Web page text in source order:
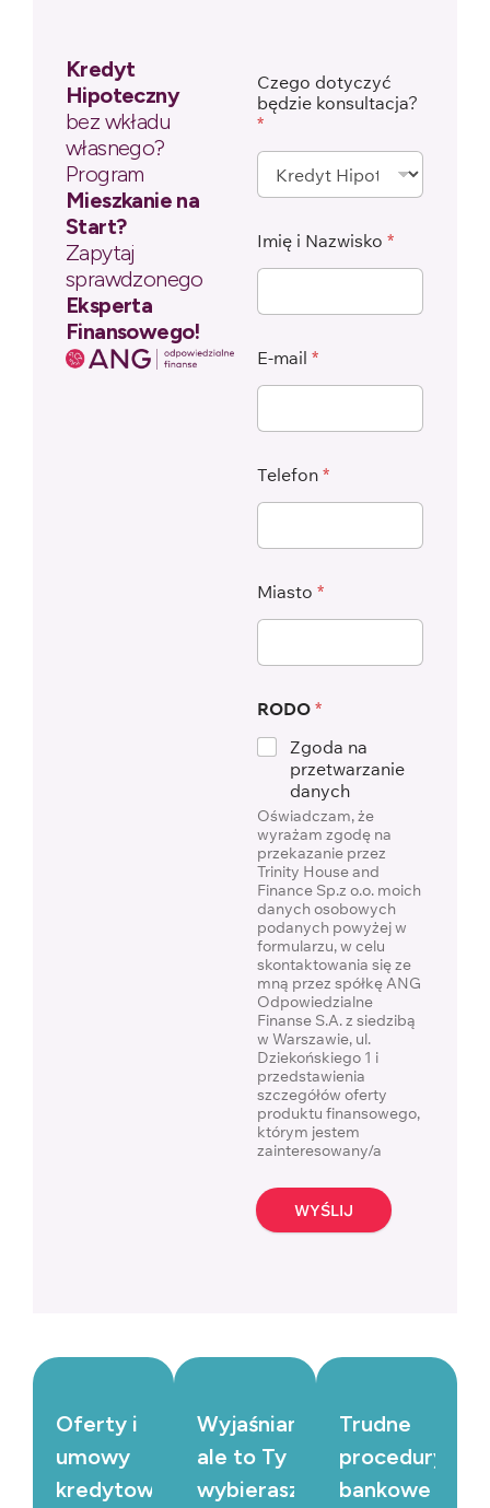
Kredyt
Hipoteczny
bez wkładu
własnego?
Program
Mieszkanie na
Start?
Zapytaj
sprawdzonego
Eksperta
Finansowego!
Czego dotyczyć
będzie konsultacja?
*
Imię i Nazwisko *
E-mail *
Telefon *
Miasto *
RODO *
Zgoda na
przetwarzanie
danych
Oświadczam, że
wyrażam zgodę na
przekazanie przez
Trinity House and
Finance Sp.z o.o. moich
danych osobowych
podanych powyżej w
formularzu, w celu
skontaktowania się ze
mną przez spółkę ANG
Odpowiedzialne
Finanse S.A. z siedzibą
w Warszawie, ul.
Dziekońskiego 1 i
przedstawienia
szczegółów oferty
produktu finansowego,
którym jestem
zainteresowany/a
WYŚLIJ
Oferty i
umowy
kredytowe
Wyjaśniamy,
ale to Ty
wybierasz
Trudne
procedury
bankowe